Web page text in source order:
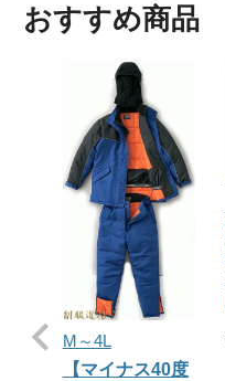
おすすめ商品
M～4L
【マイナス40度